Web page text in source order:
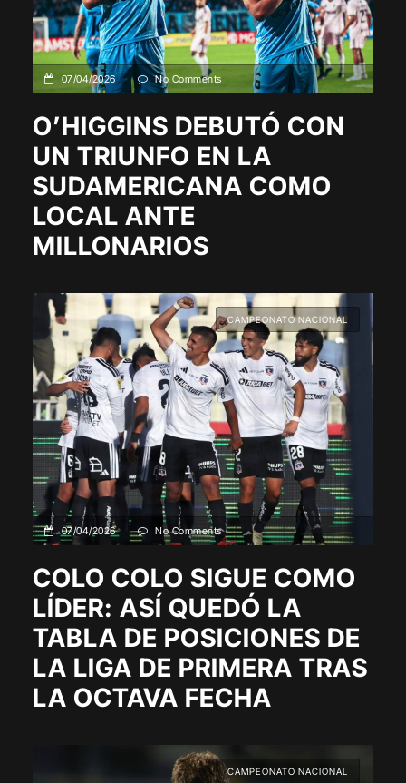
07/04/2026 No Comments
O’HIGGINS DEBUTÓ CON
UN TRIUNFO EN LA
SUDAMERICANA COMO
LOCAL ANTE
MILLONARIOS
CAMPEONATO NACIONAL
07/04/2026 No Comments
COLO COLO SIGUE COMO
LÍDER: ASÍ QUEDÓ LA
TABLA DE POSICIONES DE
LA LIGA DE PRIMERA TRAS
LA OCTAVA FECHA
CAMPEONATO NACIONAL